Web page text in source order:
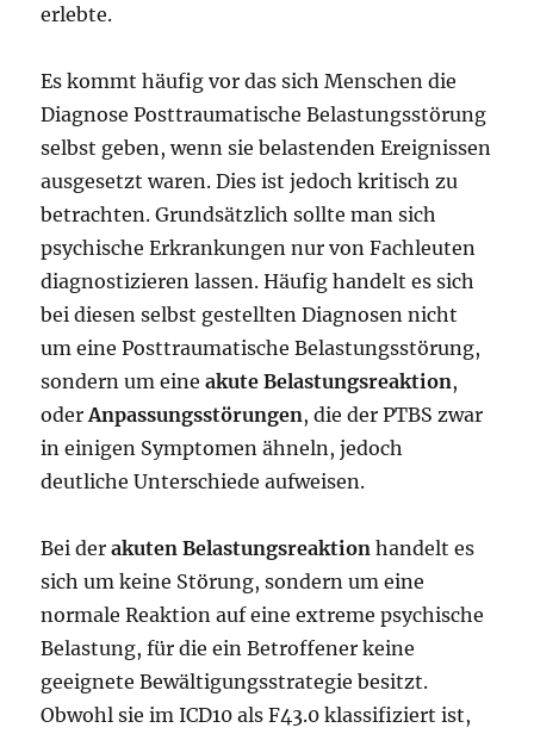
erlebte.
Es kommt häufig vor das sich Menschen die
Diagnose Posttraumatische Belastungsstörung
selbst geben, wenn sie belastenden Ereignissen
ausgesetzt waren. Dies ist jedoch kritisch zu
betrachten. Grundsätzlich sollte man sich
psychische Erkrankungen nur von Fachleuten
diagnostizieren lassen. Häufig handelt es sich
bei diesen selbst gestellten Diagnosen nicht
um eine Posttraumatische Belastungsstörung,
sondern um eineakute Belastungsreaktion,
oderAnpassungsstörungen, die der PTBS zwar
in einigen Symptomen ähneln, jedoch
deutliche Unterschiede aufweisen.
Bei derakuten Belastungsreaktion handelt es
sich um keine Störung, sondern um eine
normale Reaktion auf eine extreme psychische
Belastung, für die ein Betroffener keine
geeignete Bewältigungsstrategie besitzt.
Obwohl sie im ICD10 als F43.0 klassifiziert ist,